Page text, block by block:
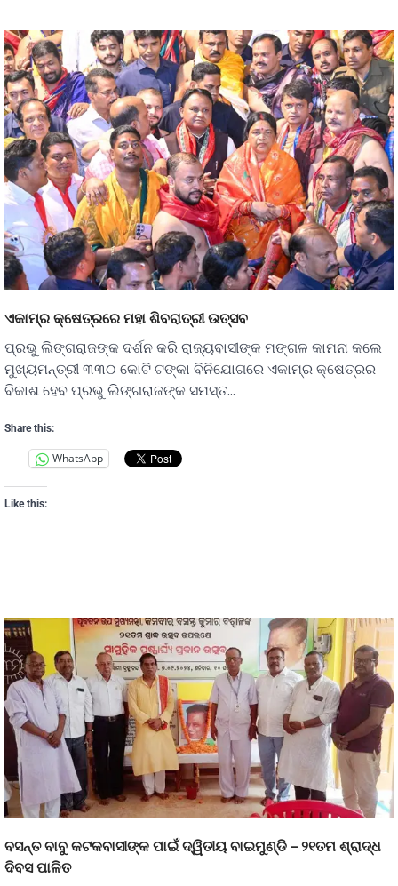
ଏକାମ୍ର କ୍ଷେତ୍ରରେ ମହା ଶିବରାତ୍ରୀ ଉତ୍ସବ
ପ୍ରଭୁ ଲିଙ୍ଗରାଜଙ୍କ ଦର୍ଶନ କରି ରାଜ୍ୟବାସୀଙ୍କ ମଙ୍ଗଳ କାମନା କଲେ
ମୁଖ୍ୟମନ୍ତ୍ରୀ ୩୩୦ କୋଟି ଟଙ୍କା ବିନିଯୋଗରେ ଏକାମ୍ର କ୍ଷେତ୍ରର
ବିକାଶ ହେବ ପ୍ରଭୁ ଲିଙ୍ଗରାଜଙ୍କ ସମସ୍ତ…
Share this:
WhatsApp
Like this:
ବସନ୍ତ ବାବୁ କଟକବାସୀଙ୍କ ପାଇଁ ଦ୍ୱିତୀୟ ବାଇମୁଣ୍ଡି – ୨୧ତମ ଶ୍ରାଦ୍ଧ
ଦିବସ ପାଳିତ